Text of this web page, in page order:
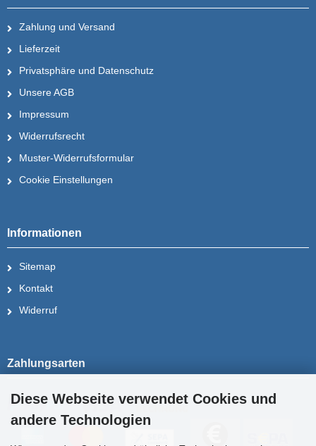
Zahlung und Versand
Lieferzeit
Privatsphäre und Datenschutz
Unsere AGB
Impressum
Widerrufsrecht
Muster-Widerrufsformular
Cookie Einstellungen
Informationen
Sitemap
Kontakt
Widerruf
Zahlungsarten
Diese Webseite verwendet Cookies und
andere Technologien